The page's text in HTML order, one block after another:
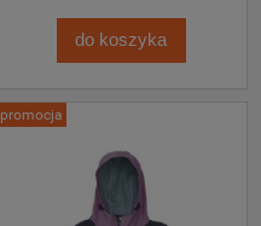
do koszyka
promocja